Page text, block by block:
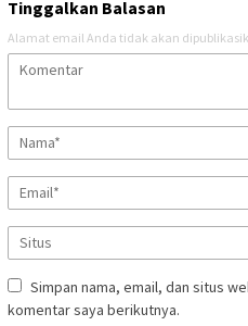
Tinggalkan Balasan
Alamat email Anda tidak akan
Simpan nama, email, dan situs
komentar saya berikutnya.